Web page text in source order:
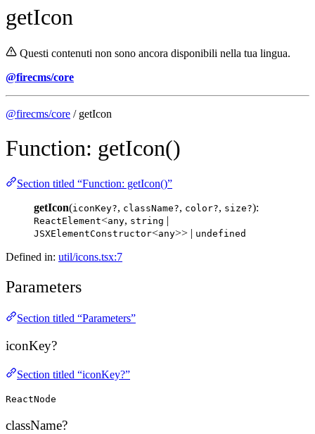
getIcon
Questi contenuti non sono ancora disponibili nella tua lingua.
@firecms/core
@firecms/core / getIcon
Function: getIcon()
Section titled “Function: getIcon()”
getIcon(iconKey?, className?, color?, size?):
ReactElement<any, string |
JSXElementConstructor<any>> | undefined
Defined in: util/icons.tsx:7
Parameters
Section titled “Parameters”
iconKey?
Section titled “iconKey?”
ReactNode
className?